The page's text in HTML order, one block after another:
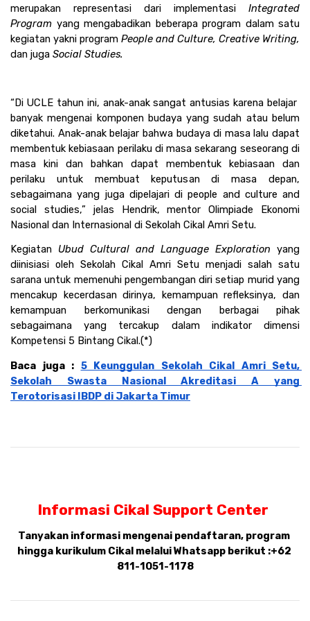
merupakan representasi dari implementasi Integrated
Program yang mengabadikan beberapa program dalam satu
kegiatan yakni program
dan juga Social Studies.
“Di UCLE tahun ini, anak-anak sangat antusias karena belajar
banyak mengenai komponen budaya yang sudah atau belum
diketahui. Anak-anak belajar bahwa budaya di masa lalu dapat
membentuk kebiasaan perilaku di masa sekarang seseorang di
masa kini dan bahkan dapat membentuk kebiasaan dan
perilaku untuk membuat keputusan di masa depan,
sebagaimana yang juga dipelajari di people and culture and
social studies,” jelas Hendrik, mentor Olimpiade Ekonomi
Nasional dan Internasional di Sekolah Cikal Amri Setu.
Kegiatan Ubud Cultural and Language Exploration yang
diinisiasi oleh Sekolah Cikal Amri Setu menjadi salah satu
sarana untuk memenuhi pengembangan diri setiap murid yang
mencakup kecerdasan dirinya, kemampuan refleksinya, dan
kemampuan berkomunikasi dengan berbagai pihak
sebagaimana yang tercakup dalam indikator dimensi
Kompetensi 5 Bintang Cikal.(*)
Baca juga : 5 Keunggulan Sekolah Cikal Amri Setu,
Sekolah Swasta Nasional Akreditasi A yang
Terotorisasi IBDP di Jakarta Timur
Informasi Cikal Support Center
Tanyakan informasi mengenai pendaftaran, program
hingga kurikulum Cikal melalui Whatsapp berikut :+62
811-1051-1178